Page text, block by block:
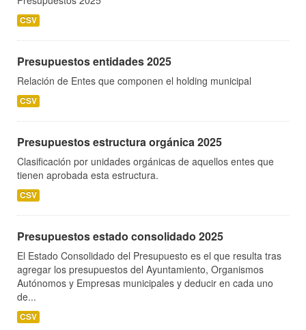
CSV
Presupuestos entidades 2025
Relación de Entes que componen el holding municipal
CSV
Presupuestos estructura orgánica 2025
Clasificación por unidades orgánicas de aquellos entes que
tienen aprobada esta estructura.
CSV
Presupuestos estado consolidado 2025
El Estado Consolidado del Presupuesto es el que resulta tras
agregar los presupuestos del Ayuntamiento, Organismos
Autónomos y Empresas municipales y deducir en cada uno
de...
CSV